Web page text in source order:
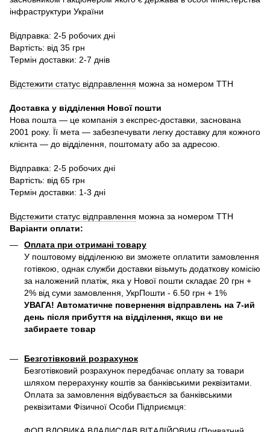
інфраструктури України
Відправка: 2-5 робочих дні
Вартість: від 35 грн
Термін доставки: 2-7 днів
Відстежити статус відправлення можна за номером ТТН
Доставка у відділення Нової пошти
Нова пошта — це компанія з експрес-доставки, заснована
2001 року. Її мета — забезпечувати легку доставку для кожного
клієнта — до відділення, поштомату або за адресою.
Відправка: 2-5 робочих дні
Вартість: від 65 грн
Термін доставки: 1-3 дні
Відстежити статус відправлення можна за номером ТТН
Варіанти оплати:
Оплата при отримані товару
У поштовому відділенюю ви зможете оплатити замовлення
готівкою, однак служби доставки візьмуть додаткову комісію
за наложений платіж, яка у Нової пошти складає 20 грн +
2% від суми замовлення, УкрПошти - 6.50 грн + 1%
УВАГА! Автоматичне повернення відправлень на 7-ий
день після прибуття на відділення, якщо ви не
забираете товар
Безготівковий розрахунок
Безготівковий розрахунок передбачає оплату за товари
шляхом перерахунку коштів за банківськими реквізитами.
Оплата за замовлення відбувається за банківськими
реквізитами Фізичної Особи Підприємця: